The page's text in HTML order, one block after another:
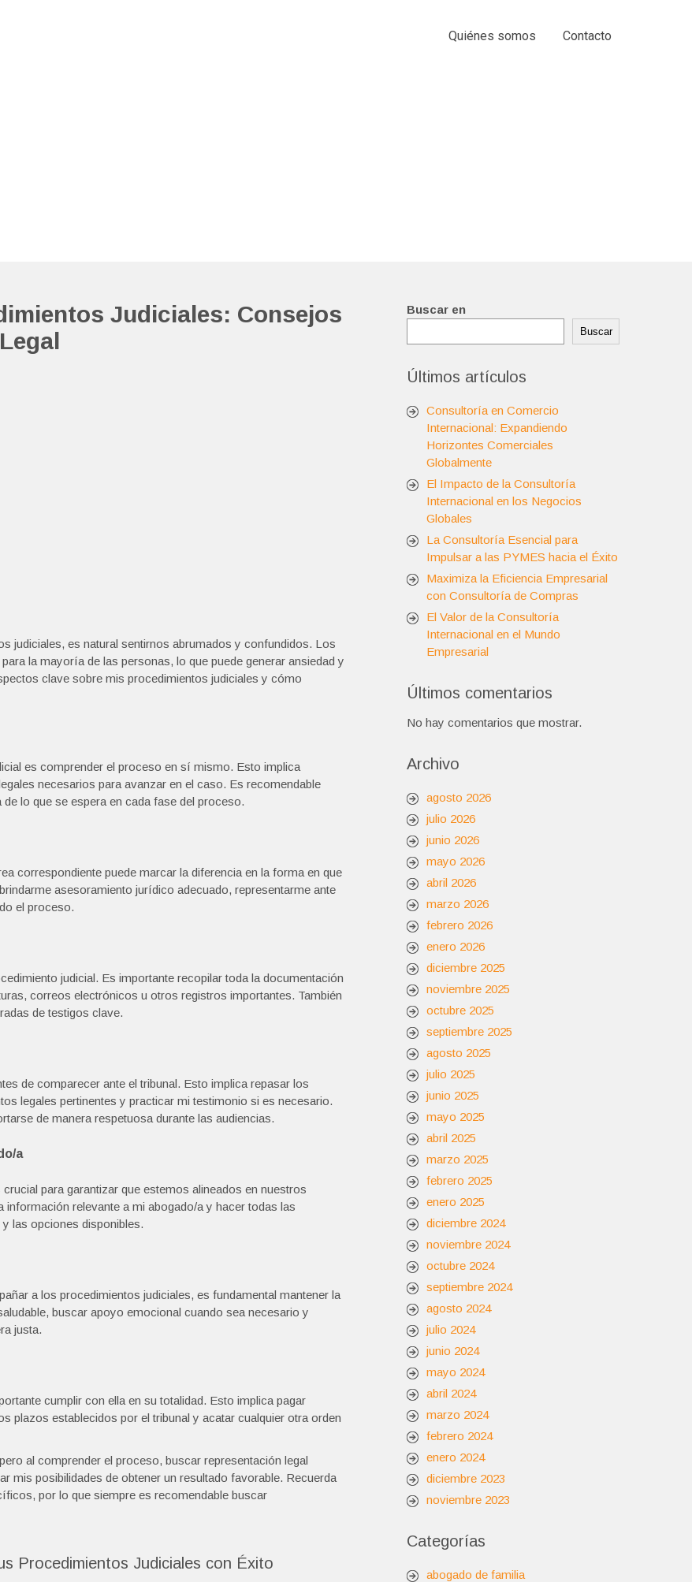
Quiénes somos Contacto
Judiciales: Consejos
judiciales, es natural sentirnos abrumados y confundidos. Los
la mayoría de las personas, lo que puede generar ansiedad y
clave sobre mis procedimientos judiciales y cómo
es comprender el proceso en sí mismo. Esto implica
necesarios para avanzar en el caso. Es recomendable
lo que se espera en cada fase del proceso.
correspondiente puede marcar la diferencia en la forma en que
asesoramiento jurídico adecuado, representarme ante
el proceso.
judicial. Es importante recopilar toda la documentación
correos electrónicos u otros registros importantes. También
de testigos clave.
de comparecer ante el tribunal. Esto implica repasar los
legales pertinentes y practicar mi testimonio si es necesario.
de manera respetuosa durante las audiencias.
a
para garantizar que estemos alineados en nuestros
relevante a mi abogado/a y hacer todas las
las opciones disponibles.
a los procedimientos judiciales, es fundamental mantener la
buscar apoyo emocional cuando sea necesario y
justa.
cumplir con ella en su totalidad. Esto implica pagar
plazos establecidos por el tribunal y acatar cualquier otra orden
al comprender el proceso, buscar representación legal
mis posibilidades de obtener un resultado favorable. Recuerda
por lo que siempre es recomendable buscar
Procedimientos Judiciales con Éxito
Buscar en
Buscar
Últimos artículos
Consultoría en Comercio
Internacional: Expandiendo
Horizontes Comerciales
Globalmente
El Impacto de la Consultoría
Internacional en los Negocios
Globales
La Consultoría Esencial para
Impulsar a las PYMES hacia el Éxito
Maximiza la Eficiencia Empresarial
con Consultoría de Compras
El Valor de la Consultoría
Internacional en el Mundo
Empresarial
Últimos comentarios
No hay comentarios que mostrar.
Archivo
agosto 2026
julio 2026
junio 2026
mayo 2026
abril 2026
marzo 2026
febrero 2026
enero 2026
diciembre 2025
noviembre 2025
octubre 2025
septiembre 2025
agosto 2025
julio 2025
junio 2025
mayo 2025
abril 2025
marzo 2025
febrero 2025
enero 2025
diciembre 2024
noviembre 2024
octubre 2024
septiembre 2024
agosto 2024
julio 2024
junio 2024
mayo 2024
abril 2024
marzo 2024
febrero 2024
enero 2024
diciembre 2023
noviembre 2023
Categorías
abogado de familia